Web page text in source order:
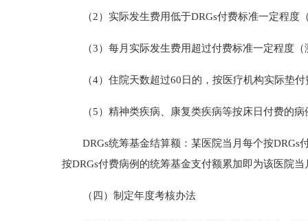
（2）实际发生费用低于DRGs付费标准一定程度
（3）每月实际发生费用超过付费标准一定程度（
（4）住院天数超过60日的，按医疗机构实际垫付
（5）精神类疾病、康复类疾病等按床日付费的病
DRGs统筹基金结算额：某医院当月每个按DRGs
按DRGs付费病例的统筹基金支付额累加即为该医院
（四）制定年度考核办法